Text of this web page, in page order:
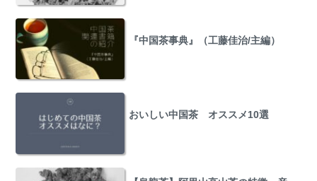
『中国茶事典』（工藤佳治/主編）
おいしい中国茶 オススメ10選